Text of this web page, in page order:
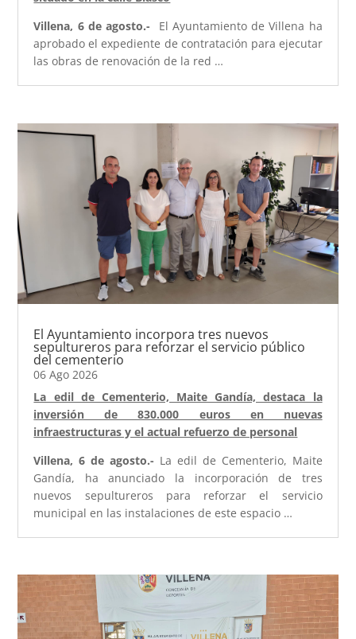
Villena, 6 de agosto.-
El Ayuntamiento de Villena ha
aprobado el expediente de contratación para ejecutar
las obras de renovación de la red …
El Ayuntamiento incorpora tres nuevos
sepultureros para reforzar el servicio público
del cementerio
06 Ago 2026
La edil de Cementerio, Maite Gandía, destaca la
inversión de 830.000 euros en nuevas
infraestructuras y el actual refuerzo de personal
Villena, 6 de agosto.- La edil de Cementerio, Maite
Gandía, ha anunciado la incorporación de tres
nuevos sepultureros para reforzar el servicio
municipal en las instalaciones de este espacio …